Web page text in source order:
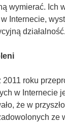
wymierać. Ich
Internecie,
działalność.
2011 roku
w Internecie
że w